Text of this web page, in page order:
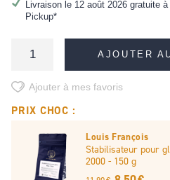
Livraison le 12 août 2026 gratuite
Pickup*
AJOUTER
Ajouter à mes favoris
PRIX CHOC :
Louis François
Stabilisateur pour
2000 - 150 g